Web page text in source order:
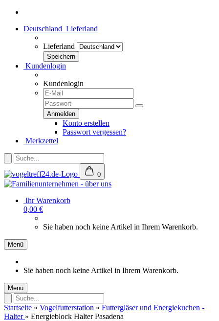
Deutschland Lieferland
Lieferland
Kundenlogin
Kundenlogin
Konto erstellen
Passwort vergessen?
Merkzettel
0
Ihr Warenkorb
0,00 €
Sie haben noch keine Artikel in Ihrem Warenkorb.
Menü
Sie haben noch keine Artikel in Ihrem Warenkorb.
Menü
Startseite » Vogelfutterstation » Futtergläser und Energiekuchen -
Halter » Energieblock Halter Pasadena